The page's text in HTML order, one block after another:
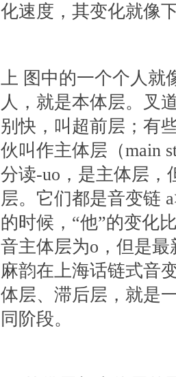
化速度，其变化就像
上 图中的一个个人就
人，就是本体层。叉
别快，叫超前层；有
伙叫作主体层（main
分读-uo，是主体层，
层。它们都是音变链
的时候，“他”的变化
音主体层为o，但是
麻韵在上海话链式音
体层、滞后层，就是
同阶段。